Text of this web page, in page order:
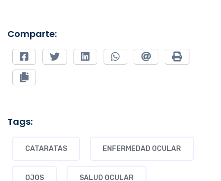
Comparte:
Tags:
CATARATAS ENFERMEDAD OCULAR
OJOS SALUD OCULAR